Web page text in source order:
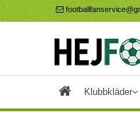
Klubbkläder